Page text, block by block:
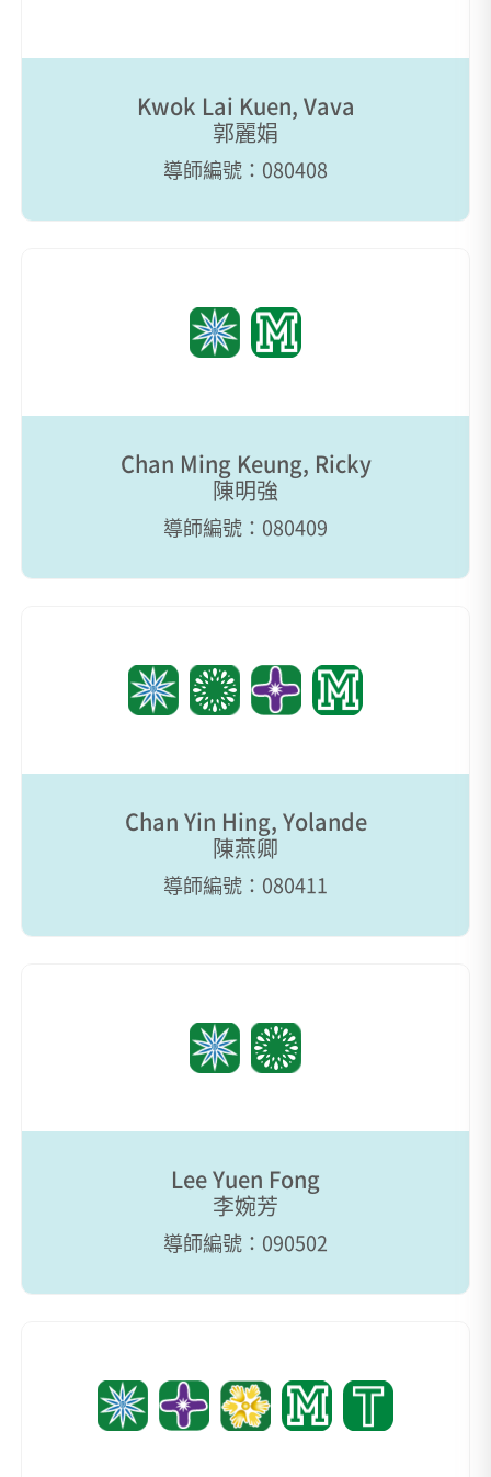
Kwok Lai Kuen, Vava
郭麗娟
導師編號：080408
Chan Ming Keung, Ricky
陳明強
導師編號：080409
Chan Yin Hing, Yolande
陳燕卿
導師編號：080411
Lee Yuen Fong
李婉芳
導師編號：090502